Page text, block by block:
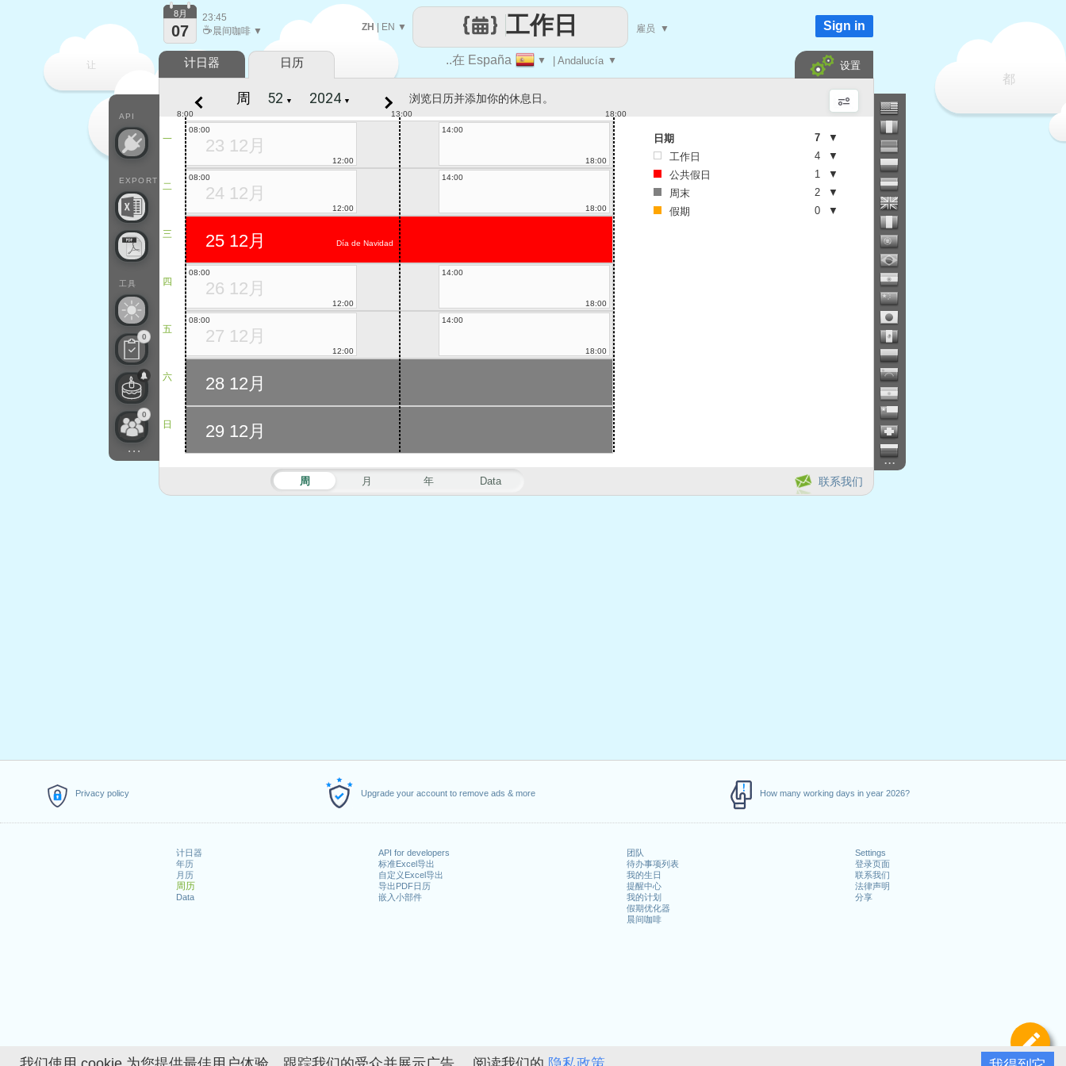
Privacy policy Upgrade your account to remove ads & more How many working days in year 2026?
计日器
年历
月历
周历
Data
API for developers
标准Excel导出
自定义Excel导出
导出PDF日历
嵌入小部件
团队
待办事项列表
我的生日
提醒中心
我的计划
假期优化器
晨间咖啡
Settings
登录页面
联系我们
法律声明
分享
定
让
每一天
都
..在 España ▼ | Andalucía ▼
工作日
ZH | EN ▼ 雇员 ▼
API
EXPORT
工具
0
0
...
8月
07
23:45
☕晨间咖啡 ▼ Sign in
计日器 日历 设置
...
联系我们
周 月 年 Data
周 ▼ ▼ 浏览日历并添加你的休息日。
一
二
三
四
五
六
日
13:00
8:00 18:00
23 12月
08:00
12:00
14:00
18:00
24 12月
08:00
12:00
14:00
18:00
Día de Navidad
25 12月
26 12月
08:00
12:00
14:00
18:00
27 12月
08:00
12:00
14:00
18:00
28 12月
29 12月
日期 7
▼
工作日
4
▼
公共假日
1
▼
周末
2
▼
假期
0 ▼